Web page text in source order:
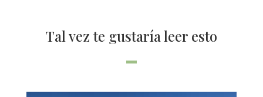
Tal vez te gustaría leer esto